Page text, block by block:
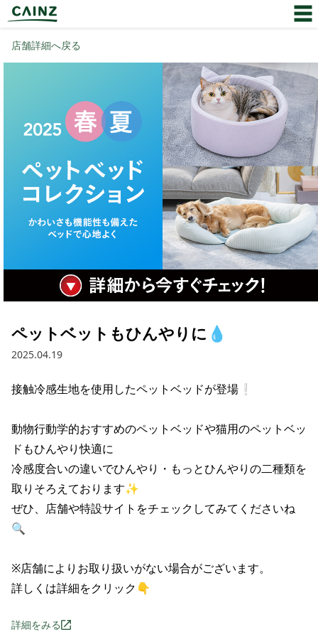
店舗詳細へ戻る
ペットベットもひんやりに💧
2025.04.19
接触冷感生地を使用したペットベッドが登場❕
動物行動学的おすすめのペットベッドや猫用のペットベッ
ドもひんやり快適に
冷感度合いの違いでひんやり・もっとひんやりの二種類を
取りそろえております✨
ぜひ、店舗や特設サイトをチェックしてみてくださいね
🔍
※店舗によりお取り扱いがない場合がございます。
詳しくは詳細をクリック👇
詳細をみる